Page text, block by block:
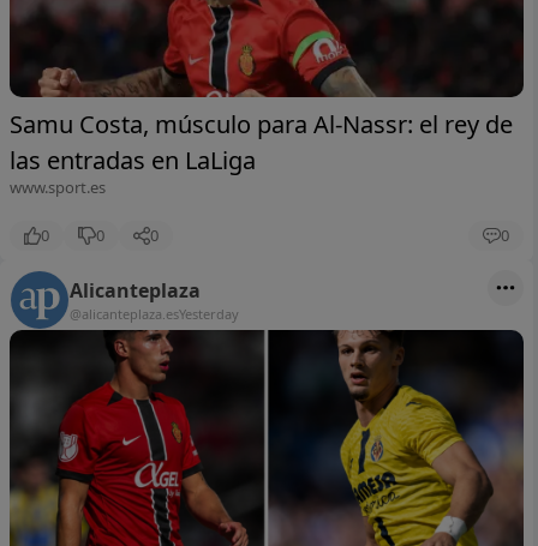
Samu Costa, músculo para Al-Nassr: el rey de
las entradas en LaLiga
www.sport.es
0 0 0 0
Alicanteplaza
@alicanteplaza.esYesterday